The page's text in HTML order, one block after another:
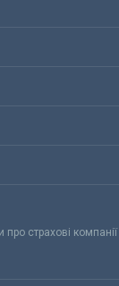
про страхові компанії